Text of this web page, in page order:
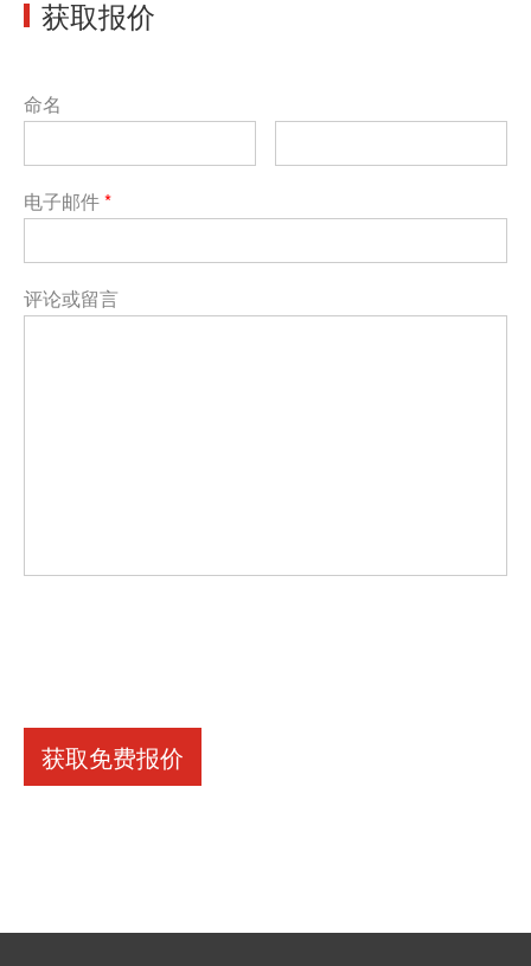
获取报价
命名
电子邮件*
评论或留言
获取免费报价